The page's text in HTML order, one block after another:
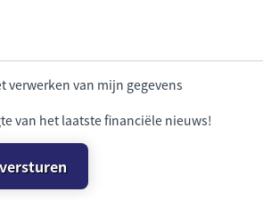
verwerken van mijn gegevens
van het laatste financiële nieuws!